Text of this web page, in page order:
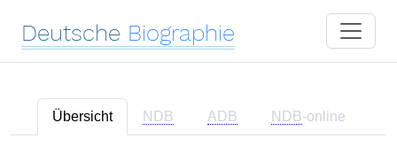
Deutsche Biographie
Übersicht NDB ADB NDB-online